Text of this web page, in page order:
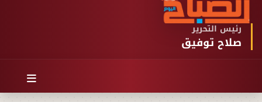
رئيس التحرير
صلاح توفيق